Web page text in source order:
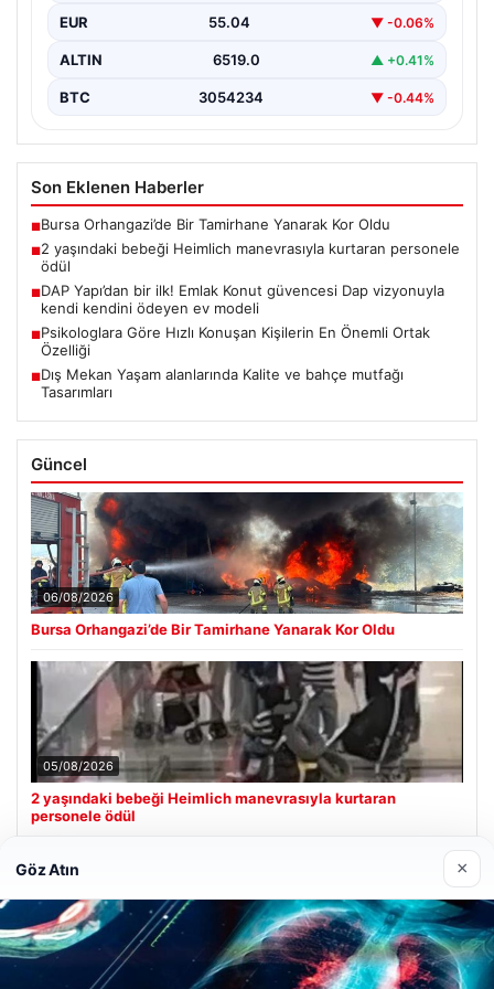
EUR 55.04 ▼ -0.06%
ALTIN 6519.0 ▲ +0.41%
BTC 3054234 ▼ -0.44%
Son Eklenen Haberler
■Bursa Orhangazi’de Bir Tamirhane Yanarak Kor Oldu
■2 yaşındaki bebeği Heimlich manevrasıyla kurtaran personele
ödül
■DAP Yapı’dan bir ilk! Emlak Konut güvencesi Dap vizyonuyla
kendi kendini ödeyen ev modeli
■Psikologlara Göre Hızlı Konuşan Kişilerin En Önemli Ortak
Özelliği
■Dış Mekan Yaşam alanlarında Kalite ve bahçe mutfağı
Tasarımları
Güncel
06/08/2026
Bursa Orhangazi’de Bir Tamirhane Yanarak Kor Oldu
05/08/2026
2 yaşındaki bebeği Heimlich manevrasıyla kurtaran
personele ödül
Son Eklenen Firmalar
Göz Atın ×